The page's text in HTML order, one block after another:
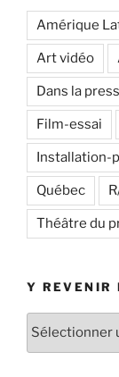
Amérique
Art vidéo
Dans la
Film-essai
Installation-
Québec
Théâtre du
Y REVENIR
Y